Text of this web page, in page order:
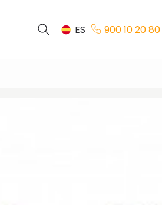
ES 900 10 20 80